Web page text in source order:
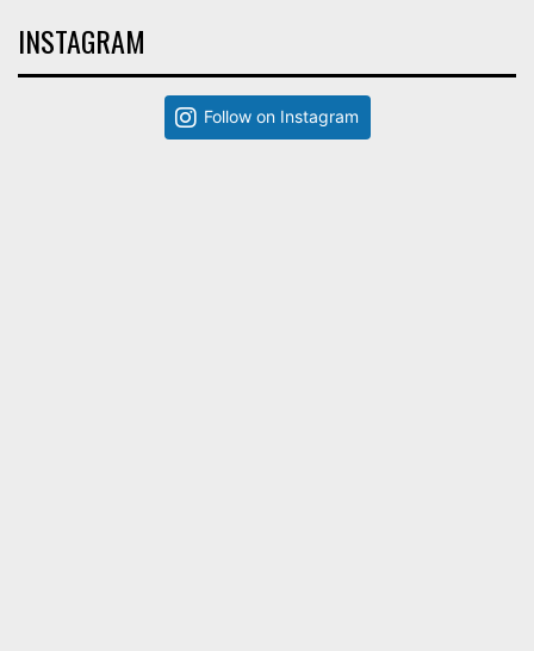
INSTAGRAM
Follow on Instagram